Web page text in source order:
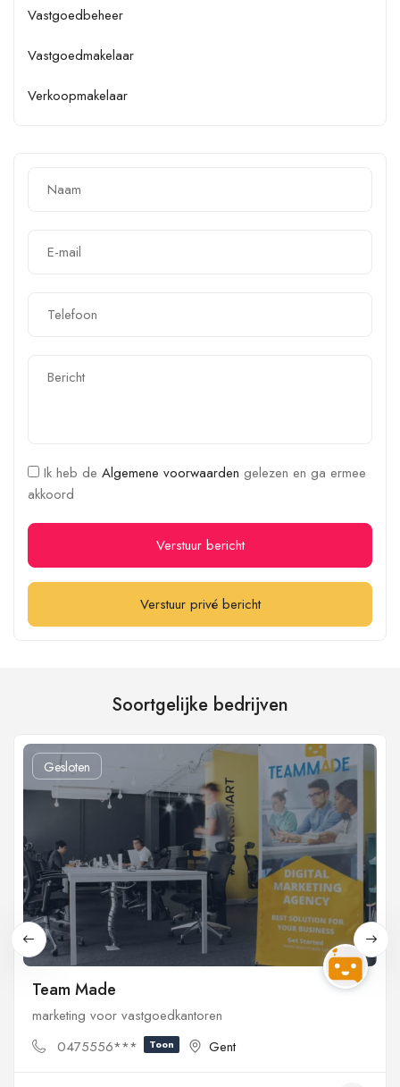
Vastgoedbeheer
Vastgoedmakelaar
Verkoopmakelaar
Ik heb de Algemene voorwaarden gelezen en ga ermee
akkoord
Verstuur bericht
Verstuur privé bericht
Soortgelijke bedrijven
Gesloten
Team Made
marketing voor vastgoedkantoren
0475556***
Toon Gent